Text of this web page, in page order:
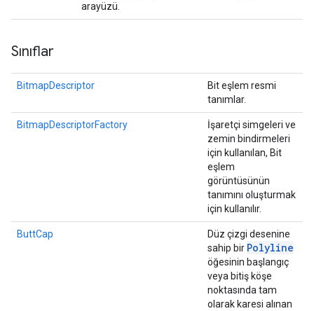
arayüzü.
Sınıflar
BitmapDescriptor
Bit eşlem resmi
tanımlar.
BitmapDescriptorFactory
İşaretçi simgeleri ve
zemin bindirmeleri
için kullanılan, Bit
eşlem
görüntüsünün
tanımını oluşturmak
için kullanılır.
ButtCap
Düz çizgi desenine
sahip bir Polyline
öğesinin başlangıç
veya bitiş köşe
noktasında tam
olarak karesi alınan